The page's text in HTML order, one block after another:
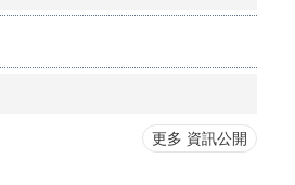
更多 資訊公開